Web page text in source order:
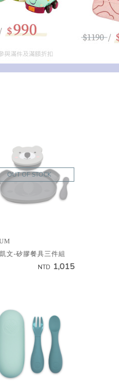
OUT OF STOCK
文-矽膠餐具三件組
NTD 1,015